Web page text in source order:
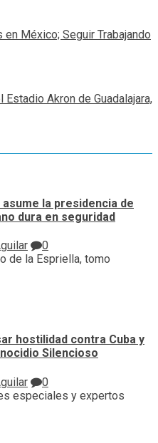
México; Seguir Trabajando
Akron de Guadalajara,
la presidencia de
dura en seguridad
0
de la Espriella, tomo
hostilidad contra Cuba y
Silencioso
0
especiales y expertos